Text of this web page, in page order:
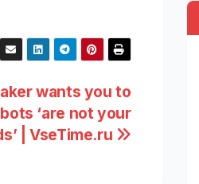
wants you to
‘are not your
| VseTime.ru